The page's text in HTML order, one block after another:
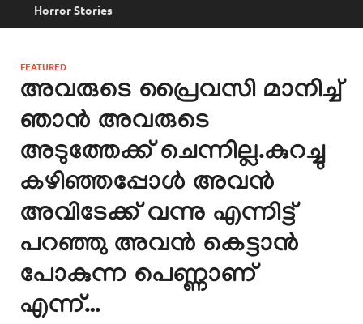
Horror Stories
FEATURED
അവരുടെ പ്രൈവസി മാനിച്ച്
ഞാൻ അവരുടെ
അടുത്തേക്ക് ചെന്നില്ല.കുറച്ചു
കഴിഞ്ഞപ്പോൾ അവൻ
അവിടേക്ക് വന്നു എന്നിട്ട്
പറഞ്ഞു അവൻ കെട്ടാൻ
പോകുന്ന പെണ്ണാണ്
എന്ന്…